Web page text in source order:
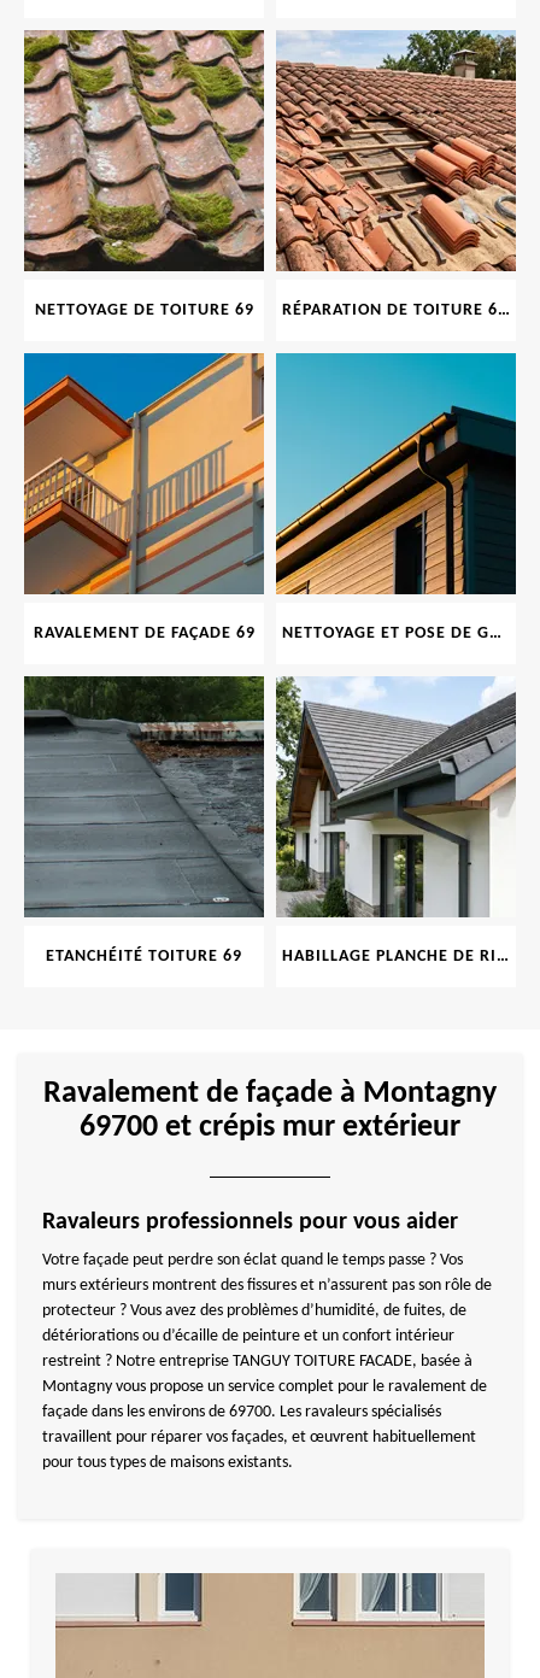
NETTOYAGE DE TOITURE 69 RÉPARATION DE TOITURE 69 RHONE, TUILES CASSÉES OU ABIMÉES
RAVALEMENT DE FAÇADE 69 NETTOYAGE ET POSE DE GOUTTIÈRE 69
ETANCHÉITÉ TOITURE 69 HABILLAGE PLANCHE DE RIVE 69
Ravalement de façade à Montagny
69700 et crépis mur extérieur
Ravaleurs professionnels pour vous aider
Votre façade peut perdre son éclat quand le temps passe ? Vos
murs extérieurs montrent des fissures et n’assurent pas son rôle de
protecteur ? Vous avez des problèmes d’humidité, de fuites, de
détériorations ou d’écaille de peinture et un confort intérieur
restreint ? Notre entreprise TANGUY TOITURE FACADE, basée à
Montagny vous propose un service complet pour le ravalement de
façade dans les environs de 69700. Les ravaleurs spécialisés
travaillent pour réparer vos façades, et œuvrent habituellement
pour tous types de maisons existants.